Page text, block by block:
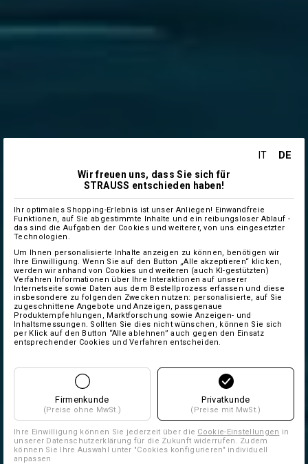
IT DE
Wir freuen uns, dass Sie sich für
STRAUSS entschieden haben!
Ihr optimales Shopping-Erlebnis ist unser Anliegen! Einwandfreie
Funktionen, auf Sie abgestimmte Inhalte und ein reibungsloser Ablauf -
das sind die Aufgaben der Cookies und weiterer, von uns eingesetzter
Technologien.
Um Ihnen personalisierte Inhalte anzeigen zu können, benötigen wir
Ihre Einwilligung. Wenn Sie auf den Button „Alle akzeptieren“ klicken,
werden wir anhand von Cookies und weiteren (auch KI-gestützten)
Verfahren Informationen über Ihre Interaktionen auf unserer
Internetseite sowie Daten aus dem Bestellprozess erfassen und diese
insbesondere zu folgenden Zwecken nutzen: personalisierte, auf Sie
zugeschnittene Angebote und Anzeigen, passgenaue
Produktempfehlungen, Marktforschung sowie Anzeigen- und
Inhaltsmessungen. Sollten Sie dies nicht wünschen, können Sie sich
per Klick auf den Button “Alle ablehnen” auch gegen den Einsatz
entsprechender Cookies und Verfahren entscheiden.
Firmenkunde
(Preise ohne MwSt.)
Privatkunde
(Preise mit MwSt.)
Ihre Einwilligung können Sie jederzeit über die Cookie-Einstellungen in
unserer Datenschutzerklärung für die Zukunft widerrufen. Zudem
können Sie Ihre Auswahl unter "Cookies konfigurieren" individuell
anpassen